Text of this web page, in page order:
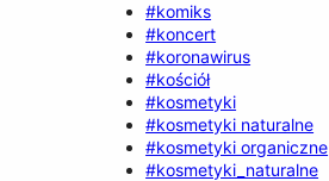
#komiks
#koncert
#koronawirus
#kościół
#kosmetyki
#kosmetyki naturalne
#kosmetyki organiczne
#kosmetyki_naturalne